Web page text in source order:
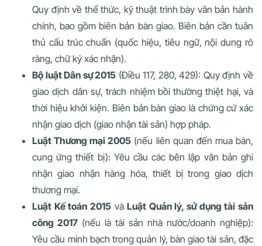
Quy định về thể thức, kỹ thuật trình bày văn bản hành
chính, bao gồm biên bản bàn giao. Biên bản cần tuân
thủ cấu trúc chuẩn (quốc hiệu, tiêu ngữ, nội dung rõ
ràng, chữ ký xác nhận).
Bộ luật Dân sự 2015 (Điều 117, 280, 429): Quy định về
giao dịch dân sự, trách nhiệm bồi thường thiệt hại, và
thời hiệu khởi kiện. Biên bản bàn giao là chứng cứ xác
nhận giao dịch (giao nhận tài sản) hợp pháp.
Luật Thương mại 2005 (nếu liên quan đến mua bán,
cung ứng thiết bị): Yêu cầu các bên lập văn bản ghi
nhận giao nhận hàng hóa, thiết bị trong giao dịch
thương mại.
Luật Kế toán 2015vàLuật Quản lý, sử dụng tài sản
công 2017 (nếu là tài sản nhà nước/doanh nghiệp):
Yêu cầu minh bạch trong quản lý, bàn giao tài sản, đặc